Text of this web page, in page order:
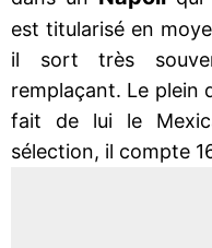
est titularisé en
il sort très
remplaçant. Le plein
fait de lui le
sélection, il compte